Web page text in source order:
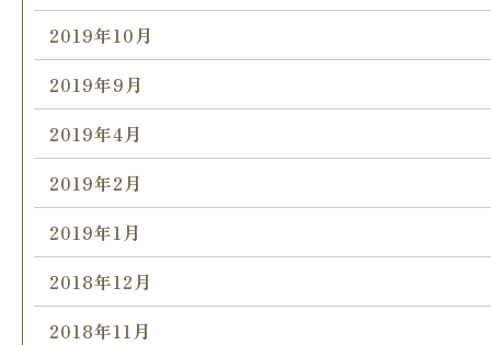
2019年10月
2019年9月
2019年4月
2019年2月
2019年1月
2018年12月
2018年11月